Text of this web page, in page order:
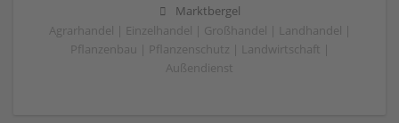
Marktbergel
Agrarhandel | Einzelhandel | Großhandel | Landhandel |
Pflanzenbau | Pflanzenschutz | Landwirtschaft |
Außendienst